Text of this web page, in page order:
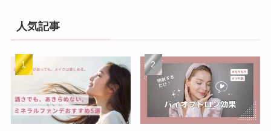
人気記事